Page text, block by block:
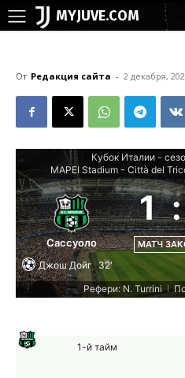
MYJUVE.COM
От Редакция сайта - 2 декабря,
Кубок Италии -
MAPEI Stadium - Città del
Сассуоло
1 :
МАТЧ
Джош Дойг 32'
Рефери: N. Turrini
1-й тайм